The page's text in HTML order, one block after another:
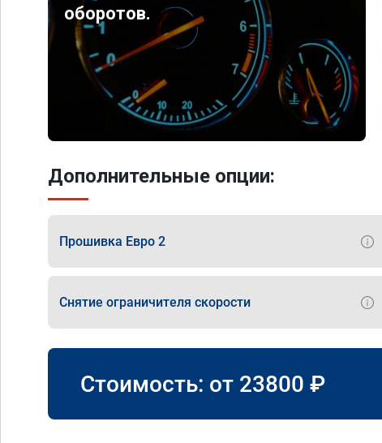
оборотов.
Дополнительные опции:
Прошивка Евро 2
Снятие ограничителя скорости
Стоимость: от 23800 ₽